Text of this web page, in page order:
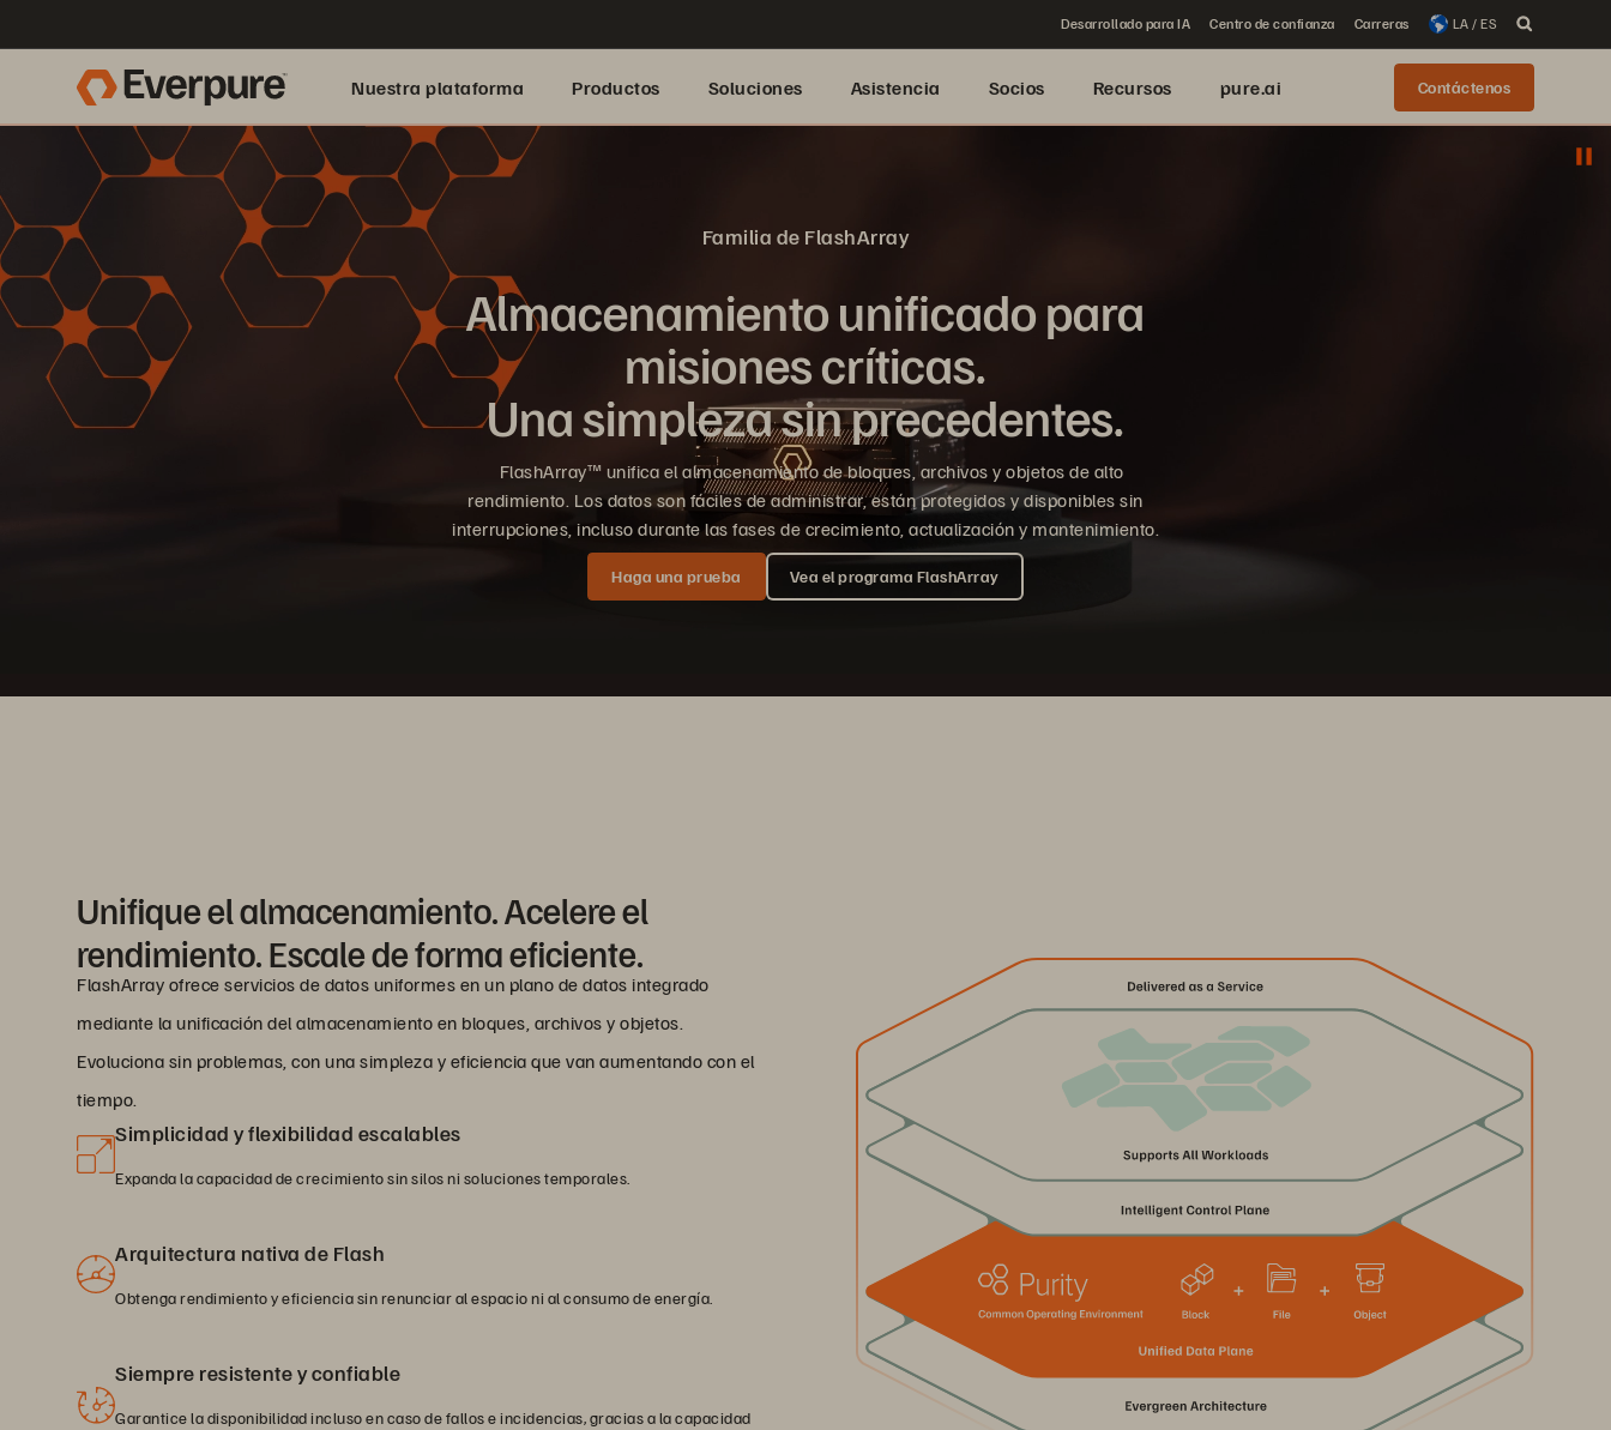
Desarrollado para IA Centro de confianza Carreras LA / ES
Nuestra plataforma Productos Soluciones Asistencia Socios Recursos pure.ai Contáctenos
Familia de FlashArray
Almacenamiento unificado para
misiones críticas.
Una simpleza sin precedentes.
FlashArray™ unifica el almacenamiento de bloques, archivos y objetos de alto
rendimiento. Los datos son fáciles de administrar, están protegidos y disponibles sin
interrupciones, incluso durante las fases de crecimiento, actualización y mantenimiento.
Haga una prueba Vea el programa FlashArray
Unifique el almacenamiento. Acelere el
rendimiento. Escale de forma eficiente.
FlashArray ofrece servicios de datos uniformes en un plano de datos integrado
mediante la unificación del almacenamiento en bloques, archivos y objetos.
Evoluciona sin problemas, con una simpleza y eficiencia que van aumentando con el
tiempo.
Simplicidad y flexibilidad escalables
Expanda la capacidad de crecimiento sin silos ni soluciones temporales.
Arquitectura nativa de Flash
Obtenga rendimiento y eficiencia sin renunciar al espacio ni al consumo de energía.
Siempre resistente y confiable
Garantice la disponibilidad incluso en caso de fallos e incidencias, gracias a la capacidad